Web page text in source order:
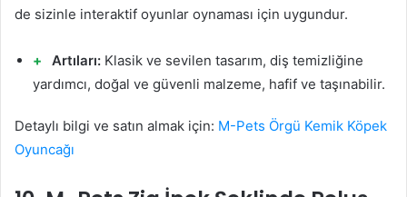
de sizinle interaktif oyunlar oynaması için uygundur.
Artıları: Klasik ve sevilen tasarım, diş temizliğine
yardımcı, doğal ve güvenli malzeme, hafif ve taşınabilir.
Detaylı bilgi ve satın almak için: M-Pets Örgü Kemik Köpek
Oyuncağı